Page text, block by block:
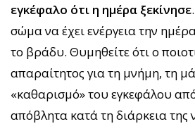
εγκέφαλο ότι η ημέρα ξεκίνησε
σώμα να έχει ενέργεια την
το βράδυ. Θυμηθείτε ότι ο
απαραίτητος για τη μνήμη, τη
«καθαρισμό» του εγκεφάλου
απόβλητα κατά τη διάρκεια της